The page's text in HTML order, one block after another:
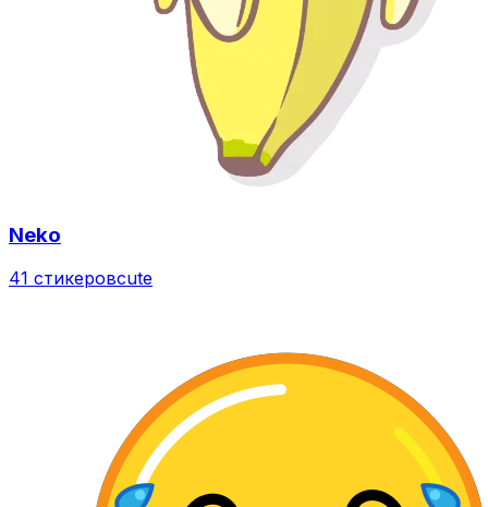
Neko
41 стикеровcute